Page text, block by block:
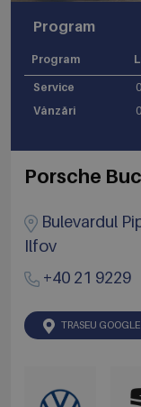
Program
Program
Service
Vânzări
Porsche
Bulevardul
Ilfov
+40 21 9229
TRASEU